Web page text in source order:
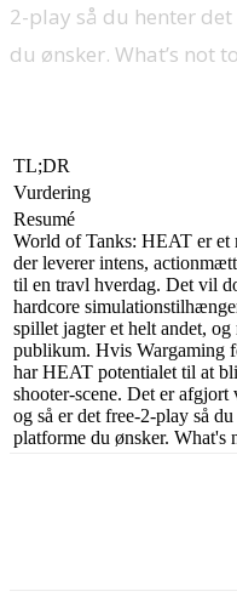
2-play så du henter
du ønsker. What’s not
TL;DR
Vurdering
Resumé
World of Tanks: HEAT er et
der leverer intens,
til en travl hverdag. Det vil
hardcore
spillet jagter et helt andet,
publikum. Hvis Wargaming
har HEAT potentialet til at
shooter-scene. Det er
og så er det free-2-play så
platforme du ønsker. What's